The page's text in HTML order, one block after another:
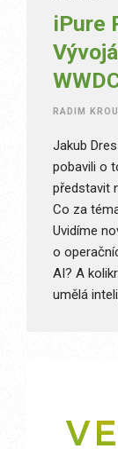
iPure
RADIM
Jakub
pobavili o
představit
Co za
Uvidíme
o
AI? A
umělá